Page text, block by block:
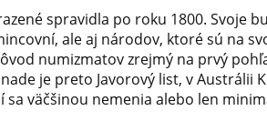
spravidla po roku 1800. Svoje
ale aj národov, ktoré sú na
numizmatov zrejmý na prvý
je preto Javorový list, v Austrálii
väčšinou nemenia alebo len